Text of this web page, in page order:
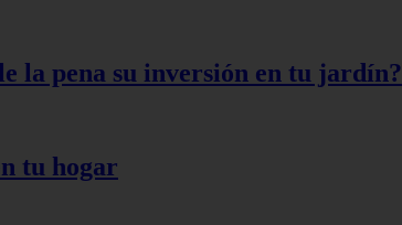
la pena su inversión en tu jardín?
tu hogar